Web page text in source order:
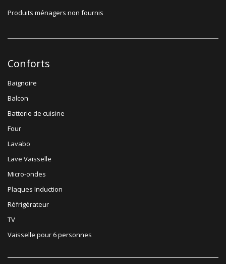
Produits ménagers non fournis
Conforts
Baignoire
Balcon
Batterie de cuisine
Four
Lavabo
Lave Vaisselle
Micro-ondes
Plaques Induction
Réfrigérateur
TV
Vaisselle pour 6 personnes